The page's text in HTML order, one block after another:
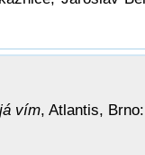
vím, Atlantis, Brno: